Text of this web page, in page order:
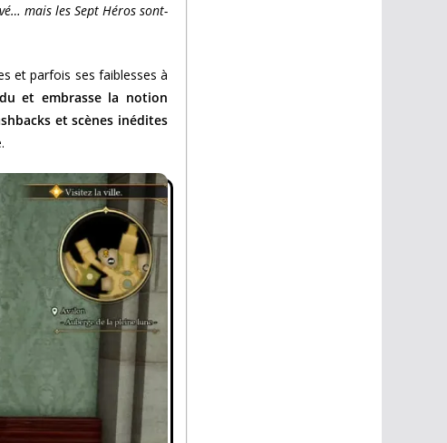
mais les Sept Héros sont-
et parfois ses faiblesses à
et embrasse la notion
et scènes inédites